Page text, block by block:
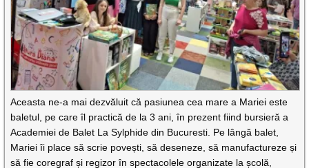
Aceasta ne-a mai dezvăluit că pasiunea cea mare a Mariei este
baletul, pe care îl practică de la 3 ani, în prezent fiind bursieră a
Academiei de Balet La Sylphide din Bucuresti. Pe lângă balet,
Mariei îi place să scrie povești, să deseneze, să manufactureze și
să fie coregraf și regizor în spectacolele organizate la școlă,